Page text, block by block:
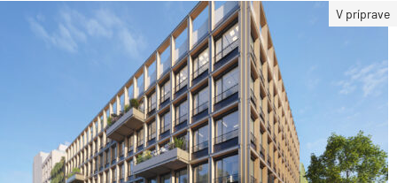
V príprave